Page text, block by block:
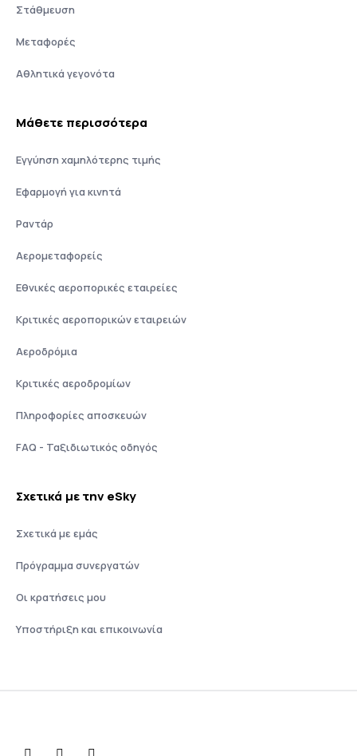
Στάθμευση
Μεταφορές
Αθλητικά γεγονότα
Μάθετε περισσότερα
Εγγύηση χαμηλότερης τιμής
Εφαρμογή για κινητά
Ραντάρ
Αερομεταφορείς
Εθνικές αεροπορικές εταιρείες
Κριτικές αεροπορικών εταιρειών
Αεροδρόμια
Κριτικές αεροδρομίων
Πληροφορίες αποσκευών
FAQ - Ταξιδιωτικός οδηγός
Σχετικά με την eSky
Σχετικά με εμάς
Πρόγραμμα συνεργατών
Οι κρατήσεις μου
Υποστήριξη και επικοινωνία